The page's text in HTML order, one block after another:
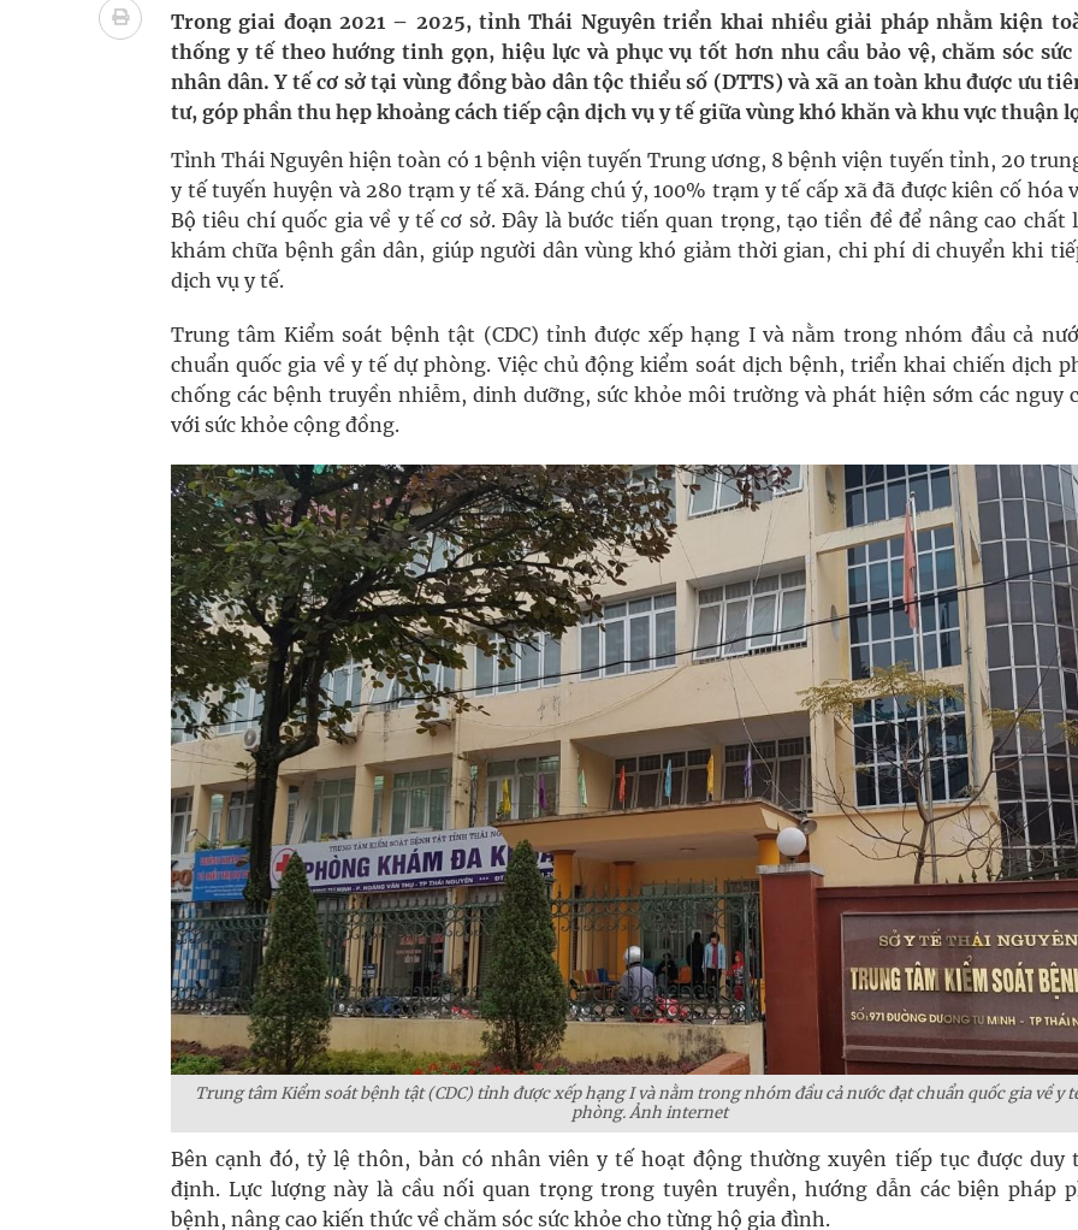
bảo vệ sức khỏe Nhân dân
Không chỉ cắt tóc, Đông Tây Barbershop dành nguồn lực cho môi trường và cộng đồng
Bệnh viện không được thu thêm tiền của người bệnh bảo hiểm y tế nếu không đăng ký khám theo yêu
Ung thư thận: Nguy hiểm vì tiến triển quá âm thầm
Vương Thành Công: Khi việc học bắt đầu từ trải nghiệm thực tế
Chấn chỉnh hoạt động kinh doanh dược liệu
Trong giai đoạn 2021 – 2025, tỉnh Thái Nguyên triển khai nhiều giải pháp nhằm kiện
thống y tế theo hướng tinh gọn, hiệu lực và phục vụ tốt hơn nhu cầu bảo vệ, chăm sóc sức
nhân dân. Y tế cơ sở tại vùng đồng bào dân tộc thiểu số (DTTS) và xã an toàn khu được ưu
tư, góp phần thu hẹp khoảng cách tiếp cận dịch vụ y tế giữa vùng khó khăn và khu vực thuận
Tỉnh Thái Nguyên hiện toàn có 1 bệnh viện tuyến Trung ương, 8 bệnh viện tuyến tỉnh, 20
y tế tuyến huyện và 280 trạm y tế xã. Đáng chú ý, 100% trạm y tế cấp xã đã được kiên cố hóa
Bộ tiêu chí quốc gia về y tế cơ sở. Đây là bước tiến quan trọng, tạo tiền đề để nâng cao chất
khám chữa bệnh gần dân, giúp người dân vùng khó giảm thời gian, chi phí di chuyển khi
dịch vụ y tế.
Trung tâm Kiểm soát bệnh tật (CDC) tỉnh được xếp hạng I và nằm trong nhóm đầu cả
chuẩn quốc gia về y tế dự phòng. Việc chủ động kiểm soát dịch bệnh, triển khai chiến dịch
chống các bệnh truyền nhiễm, dinh dưỡng, sức khỏe môi trường và phát hiện sớm các nguy
với sức khỏe cộng đồng.
Trung tâm Kiểm soát bệnh tật (CDC) tỉnh được xếp hạng I và nằm trong nhóm đầu cả nước đạt chuẩn quốc gia về y
phòng. Ảnh internet
Bên cạnh đó, tỷ lệ thôn, bản có nhân viên y tế hoạt động thường xuyên tiếp tục được duy
định. Lực lượng này là cầu nối quan trọng trong tuyên truyền, hướng dẫn các biện pháp
bệnh, nâng cao kiến thức về chăm sóc sức khỏe cho từng hộ gia đình.